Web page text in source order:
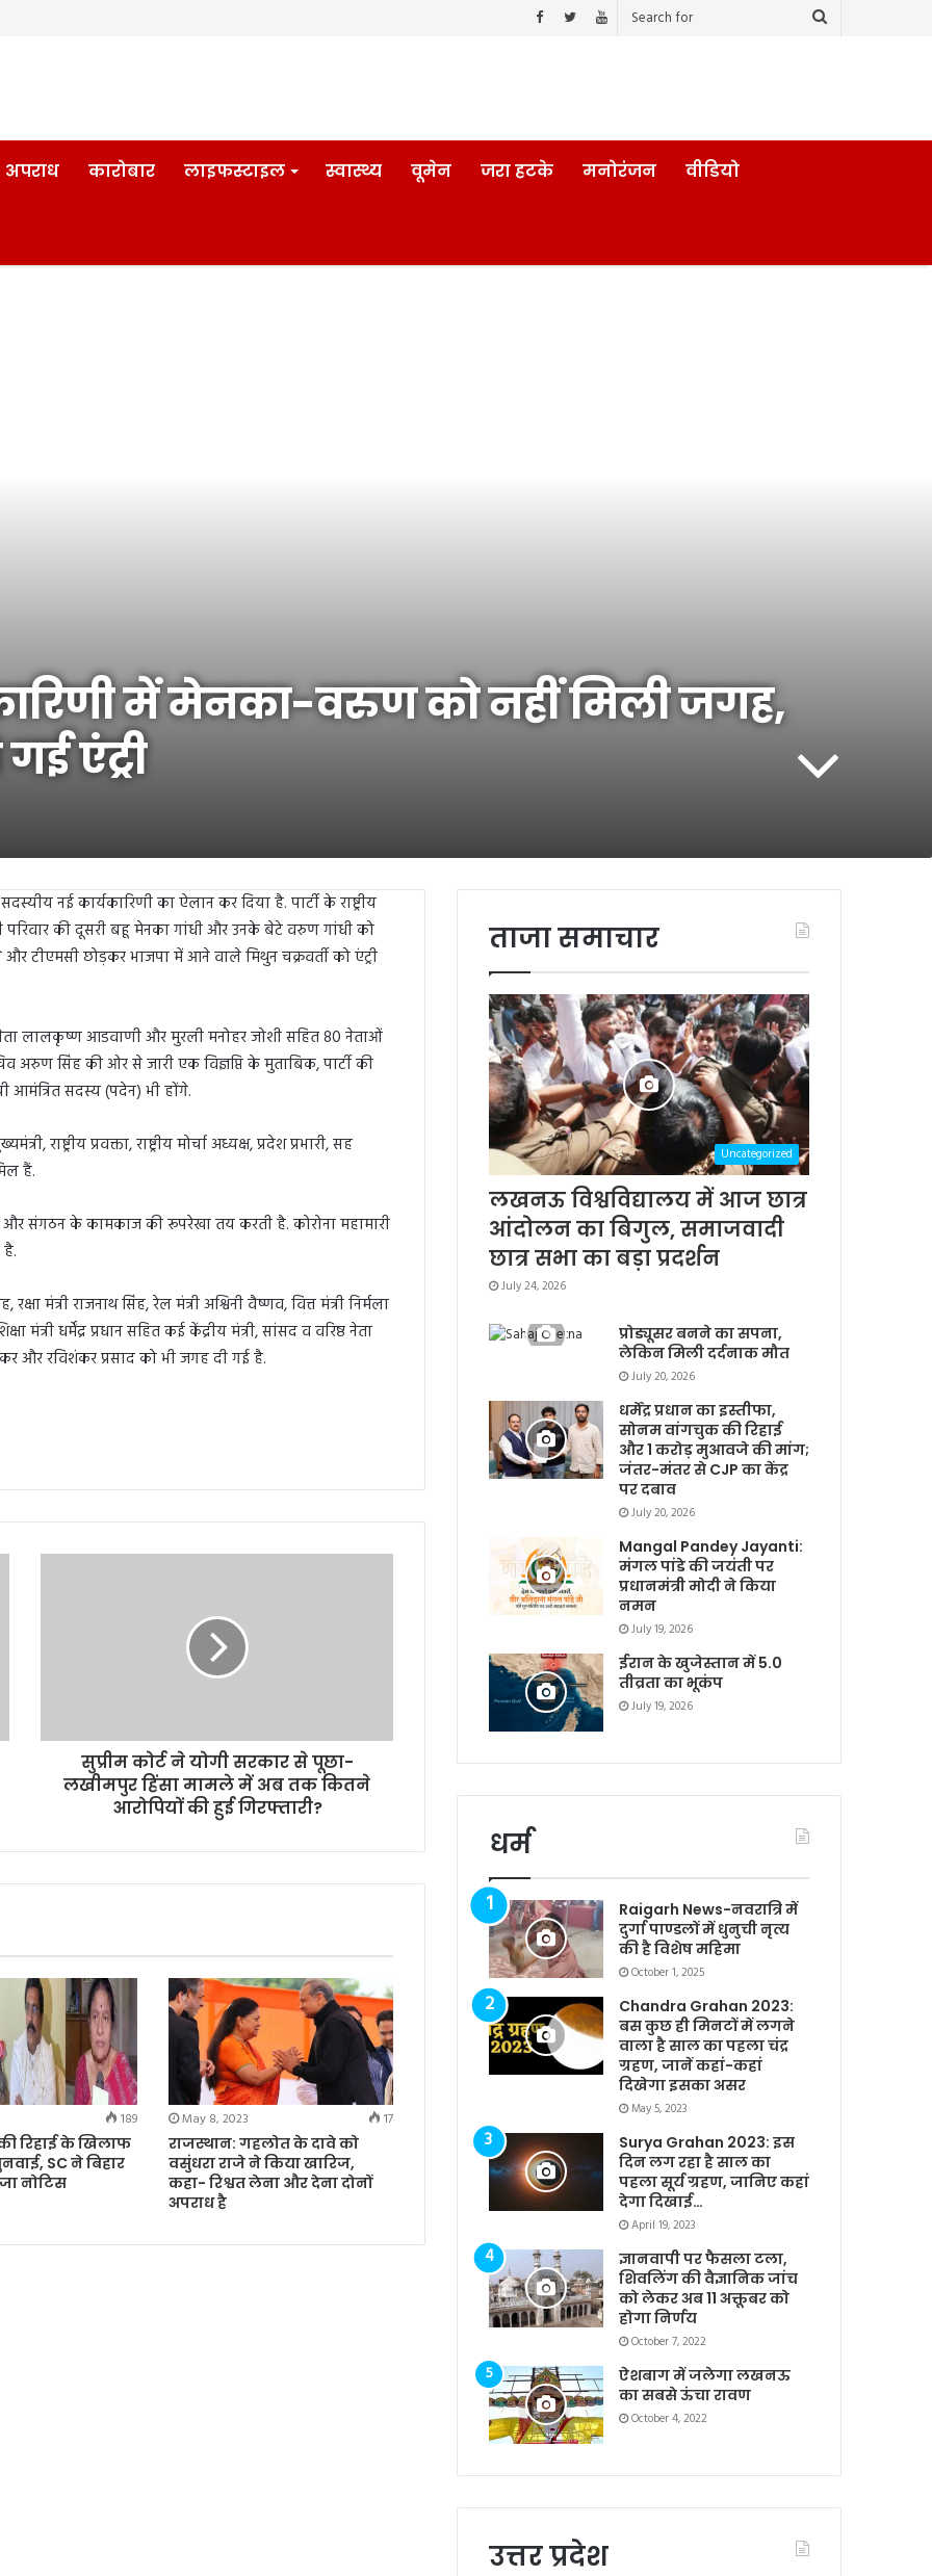
अपराध कारोबार लाइफस्टाइल स्वास्थ्य वूमेन जरा हटके मनोरंजन वीडियो
में मेनका-वरुण को नहीं मिली जगह,
एंट्री
नई कार्यकारिणी का ऐलान कर दिया है. पार्टी के राष्ट्रीय
परिवार की दूसरी बहू मेनका गांधी और उनके बेटे वरुण गांधी को
टीएमसी छोड़कर भाजपा में आने वाले मिथुन चक्रवर्ती को एंट्री
नेता लालकृष्ण आडवाणी और मुरली मनोहर जोशी सहित 80 नेताओं
अरुण सिंह की ओर से जारी एक विज्ञप्ति के मुताबिक, पार्टी की
आमंत्रित सदस्य (पदेन) भी होंगे.
राष्ट्रीय प्रवक्ता, राष्ट्रीय मोर्चा अध्यक्ष, प्रदेश प्रभारी, सह
हैं.
है और संगठन के कामकाज की रूपरेखा तय करती है. कोरोना महामारी
मंत्री राजनाथ सिंह, रेल मंत्री अश्विनी वैष्णव, वित्त मंत्री निर्मला
मंत्री धर्मेंद्र प्रधान सहित कई केंद्रीय मंत्री, सांसद व वरिष्ठ नेता
और रविशंकर प्रसाद को भी जगह दी गई है.
सुप्रीम कोर्ट ने योगी सरकार से पूछा-
लखीमपुर हिंसा मामले में अब तक कितने
आरोपियों की हुई गिरफ्तारी?
189
रिहाई के खिलाफ
SC ने बिहार
नोटिस
May 8, 2023
17
राजस्थान: गहलोत के दावे को
वसुंधरा राजे ने किया खारिज,
कहा- रिश्वत लेना और देना दोनों
अपराध है
ताजा समाचार
Uncategorized
लखनऊ विश्वविद्यालय में आज छात्र
आंदोलन का बिगुल, समाजवादी
छात्र सभा का बड़ा प्रदर्शन
July 24, 2026
प्रोड्यूसर बनने का सपना,
लेकिन मिली दर्दनाक मौत
July 20, 2026
धर्मेंद्र प्रधान का इस्तीफा,
सोनम वांगचुक की रिहाई
और 1 करोड़ मुआवजे की मांग;
जंतर-मंतर से CJP का केंद्र
पर दबाव
July 20, 2026
Mangal Pandey Jayanti:
मंगल पांडे की जयंती पर
प्रधानमंत्री मोदी ने किया
नमन
July 19, 2026
ईरान के खुजेस्तान में 5.0
तीव्रता का भूकंप
July 19, 2026
धर्म
Raigarh News-नवरात्रि में
दुर्गा पाण्डलों में धुनुची नृत्य
की है विशेष महिमा
October 1, 2025
Chandra Grahan 2023:
बस कुछ ही मिनटों में लगने
वाला है साल का पहला चंद्र
ग्रहण, जानें कहां-कहां
दिखेगा इसका असर
May 5, 2023
Surya Grahan 2023: इस
दिन लग रहा है साल का
पहला सूर्य ग्रहण, जानिए कहां
देगा दिखाई…
April 19, 2023
ज्ञानवापी पर फैसला टला,
शिवलिंग की वैज्ञानिक जांच
को लेकर अब 11 अक्तूबर को
होगा निर्णय
October 7, 2022
ऐशबाग में जलेगा लखनऊ
का सबसे ऊंचा रावण
October 4, 2022
उत्तर प्रदेश